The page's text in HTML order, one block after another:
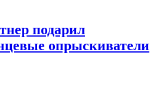
подарил
опрыскиватели